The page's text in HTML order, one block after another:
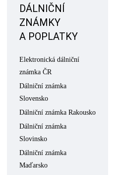
DÁLNIČNÍ
ZNÁMKY
A POPLATKY
Elektronická dálniční
známka ČR
Dálniční známka
Slovensko
Dálniční známka Rakousko
Dálniční známka
Slovinsko
Dálniční známka
Maďarsko